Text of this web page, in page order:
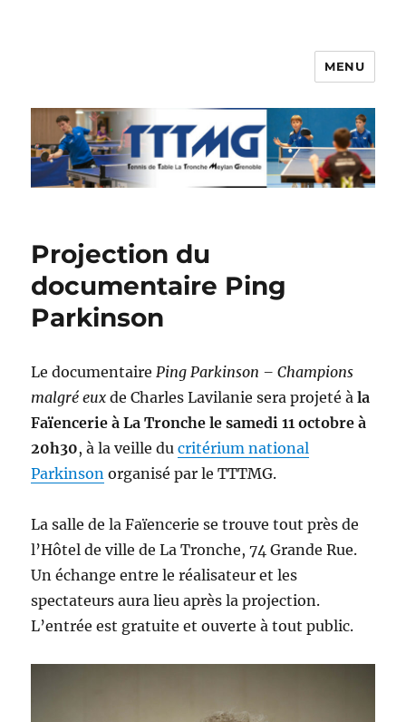
MENU
Projection du
documentaire Ping
Parkinson
Le documentairePing Parkinson – Champions
malgré eux de Charles Lavilanie sera projeté àla
Faïencerie à La Tronche le samedi 11 octobre à
20h30, à la veille ducritérium national
Parkinson organisé par le TTTMG.
La salle de la Faïencerie se trouve tout près de
l’Hôtel de ville de La Tronche, 74 Grande Rue.
Un échange entre le réalisateur et les
spectateurs aura lieu après la projection.
L’entrée est gratuite et ouverte à tout public.